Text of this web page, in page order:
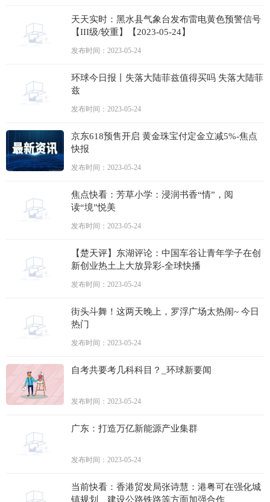
天天实时：黑水县气象台发布雷电黄色预警信号
【III级/较重】【2023-05-24】
发布时间：2023-05-24
环球今日报丨失落大陆菲兹值得买吗 失落大陆菲
兹
发布时间：2023-05-24
京东618预售开启 黄金珠宝付定金立减5%-焦点
快报
发布时间：2023-05-24
焦点快看：芳草小学：浸润书香“情”，阅
读“境”悦美
发布时间：2023-05-24
【楚天评】东湖评论：中国车谷让青年学子在创
新创业热土上大放异彩-全球快播
发布时间：2023-05-24
街头斗舞！这两天晚上，罗浮广场太热闹~ 今日
热门
发布时间：2023-05-24
自考共要考几科科目？_环球新要闻
发布时间：2023-05-24
广东：打造万亿新能源产业集群
发布时间：2023-05-24
当前快看：香港贸发局张诗慧：港粤可在强化城
镇规划、建设公路铁路等方面加强合作